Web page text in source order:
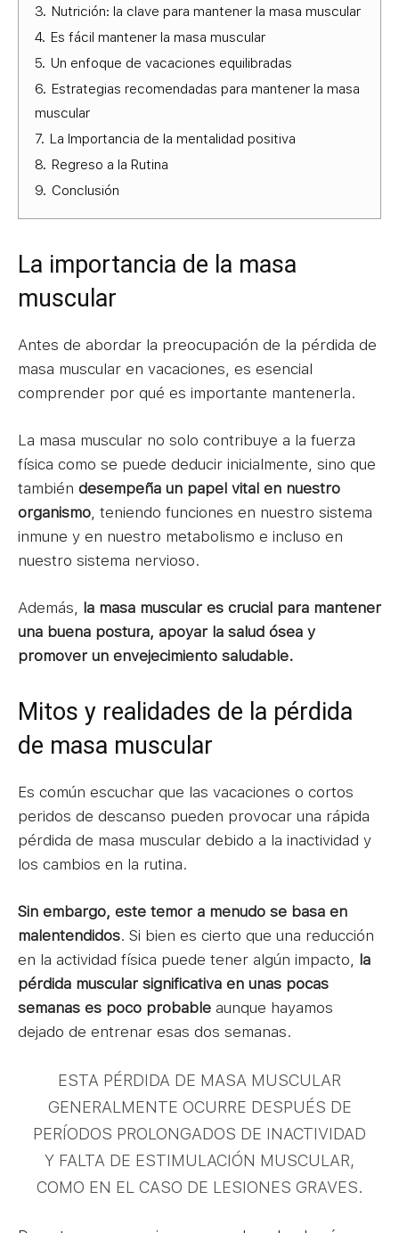
3. Nutrición: la clave para mantener la masa muscular
4. Es fácil mantener la masa muscular
5. Un enfoque de vacaciones equilibradas
6. Estrategias recomendadas para mantener la masa
muscular
7. La Importancia de la mentalidad positiva
8. Regreso a la Rutina
9. Conclusión
La importancia de la masa
muscular
Antes de abordar la preocupación de la pérdida de
masa muscular en vacaciones, es esencial
comprender por qué es importante mantenerla.
La masa muscular no solo contribuye a la fuerza
física como se puede deducir inicialmente, sino que
también desempeña un papel vital en nuestro
organismo , teniendo funciones en nuestro sistema
inmune y en nuestro metabolismo e incluso en
nuestro sistema nervioso.
Además, la masa muscular es crucial para mantener
una buena postura, apoyar la salud ósea y
promover un envejecimiento saludable.
Mitos y realidades de la pérdida
de masa muscular
Es común escuchar que las vacaciones o cortos
peridos de descanso pueden provocar una rápida
pérdida de masa muscular debido a la inactividad y
los cambios en la rutina.
Sin embargo, este temor a menudo se basa en
malentendidos. Si bien es cierto que una reducción
en la actividad física puede tener algún impacto, la
pérdida muscular significativa en unas pocas
semanas es poco probable aunque hayamos
dejado de entrenar esas dos semanas.
ESTA PÉRDIDA DE MASA MUSCULAR
GENERALMENTE OCURRE DESPUÉS DE
PERÍODOS PROLONGADOS DE INACTIVIDAD
Y FALTA DE ESTIMULACIÓN MUSCULAR,
COMO EN EL CASO DE LESIONES GRAVES.